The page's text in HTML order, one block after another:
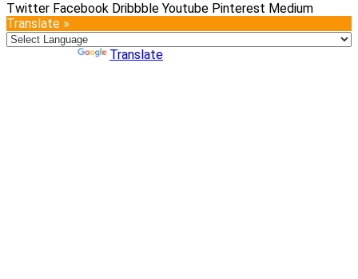
Twitter Facebook Dribbble Youtube Pinterest Medium
Translate »
Translate